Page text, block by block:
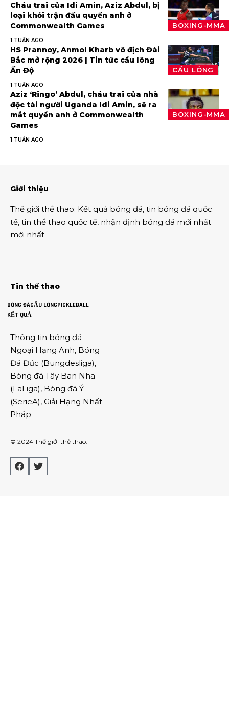
BOXING-MMA
Cháu trai của Idi Amin, Aziz Abdul, bị
loại khỏi trận đấu quyền anh ở
Commonwealth Games
1 TUẦN AGO
CẦU LÔNG
HS Prannoy, Anmol Kharb vô địch Đài
Bắc mở rộng 2026 | Tin tức cầu lông
Ấn Độ
1 TUẦN AGO
BOXING-MMA
Aziz ‘Ringo’ Abdul, cháu trai của nhà
độc tài người Uganda Idi Amin, sẽ ra
mắt quyền anh ở Commonwealth
Games
1 TUẦN AGO
Giới thiệu
Thế giới thể thao: Kết quả bóng đá, tin bóng đá quốc
tế, tin thể thao quốc tế, nhận định bóng đá mới nhất
mới nhất
Tin thế thao
BÓNG ĐÁCẦU LÔNGPICKLEBALL
KẾT QUẢ
Thông tin bóng đá
Ngoại Hạng Anh, Bóng
Đá Đức (Bungdesliga),
Bóng đá Tây Ban Nha
(LaLiga), Bóng đá Ý
(SerieA), Giải Hạng Nhất
Pháp
© 2024 Thế giới thể thao.